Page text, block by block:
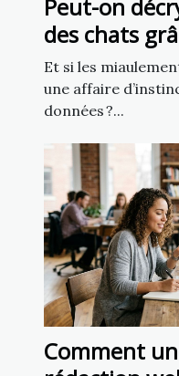
Peut-on
des chats
artificielle ?
Et si les
une affaire
données ?...
Comment